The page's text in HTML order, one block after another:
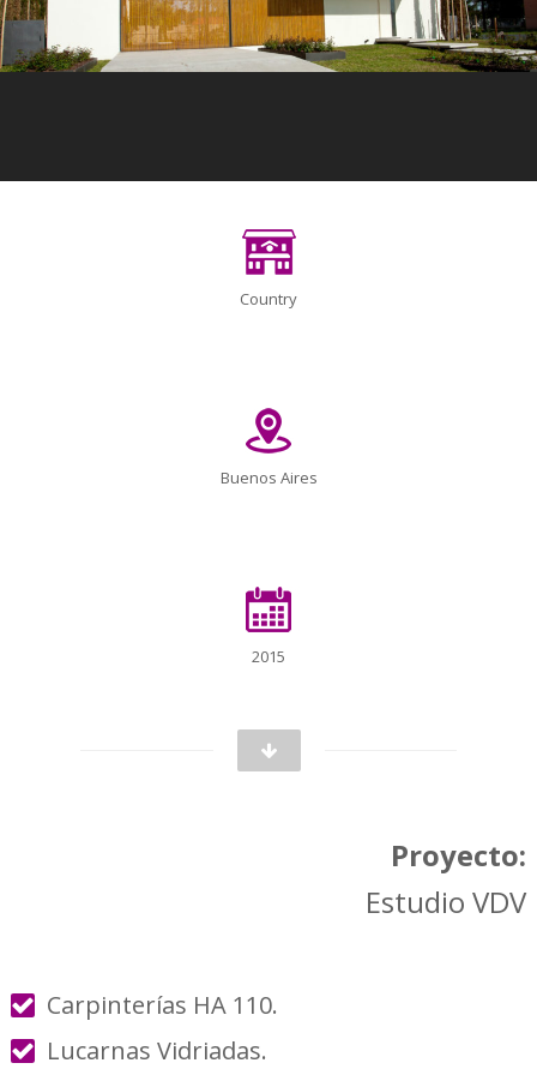
Country
Buenos Aires
2015
Proyecto:
Estudio VDV
Carpinterías HA 110.
Lucarnas Vidriadas.